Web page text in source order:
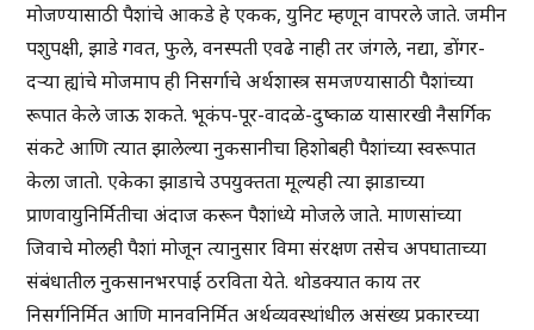
मोजण्यासाठी पैशांचे आकडे हे एकक, युनिट म्हणून वापरले जाते. जमीन
पशुपक्षी, झाडे गवत, फुले, वनस्पती एवढे नाही तर जंगले, नद्या, डोंगर-
दऱ्या ह्यांचे मोजमाप ही निसर्गाचे अर्थशास्त्र समजण्यासाठी पैशांच्या
रूपात केले जाऊ शकते. भूकंप-पूर-वादळे-दुष्काळ यासारखी नैसर्गिक
संकटे आणि त्यात झालेल्या नुकसानीचा हिशोबही पैशांच्या स्वरूपात
केला जातो. एकेका झाडाचे उपयुक्तता मूल्यही त्या झाडाच्या
प्राणवायुनिर्मितीचा अंदाज करून पैशांध्ये मोजले जाते. माणसांच्या
जिवाचे मोलही पैशां मोजून त्यानुसार विमा संरक्षण तसेच अपघाताच्या
संबंधातील नुकसानभरपाई ठरविता येते. थोडक्यात काय तर
निसर्गनिर्मित आणि मानवनिर्मित अर्थव्यवस्थांधील असंख्य प्रकारच्या